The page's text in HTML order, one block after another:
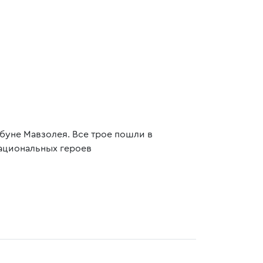
Мавзолея. Все трое пошли в
героев